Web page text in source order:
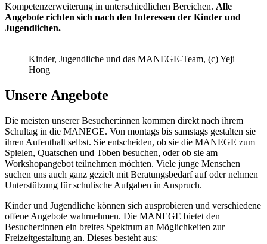
Kompetenzerweiterung in unterschiedlichen Bereichen. Alle
Angebote richten sich nach den Interessen der Kinder und
Jugendlichen.
Kinder, Jugendliche und das MANEGE-Team, (c) Yeji
Hong
Unsere Angebote
Die meisten unserer Besucher:innen kommen direkt nach ihrem
Schultag in die MANEGE. Von montags bis samstags gestalten sie
ihren Aufenthalt selbst. Sie entscheiden, ob sie die MANEGE zum
Spielen, Quatschen und Toben besuchen, oder ob sie am
Workshopangebot teilnehmen möchten. Viele junge Menschen
suchen uns auch ganz gezielt mit Beratungsbedarf auf oder nehmen
Unterstützung für schulische Aufgaben in Anspruch.
Kinder und Jugendliche können sich ausprobieren und verschiedene
offene Angebote wahrnehmen. Die MANEGE bietet den
Besucher:innen ein breites Spektrum an Möglichkeiten zur
Freizeitgestaltung an. Dieses besteht aus: